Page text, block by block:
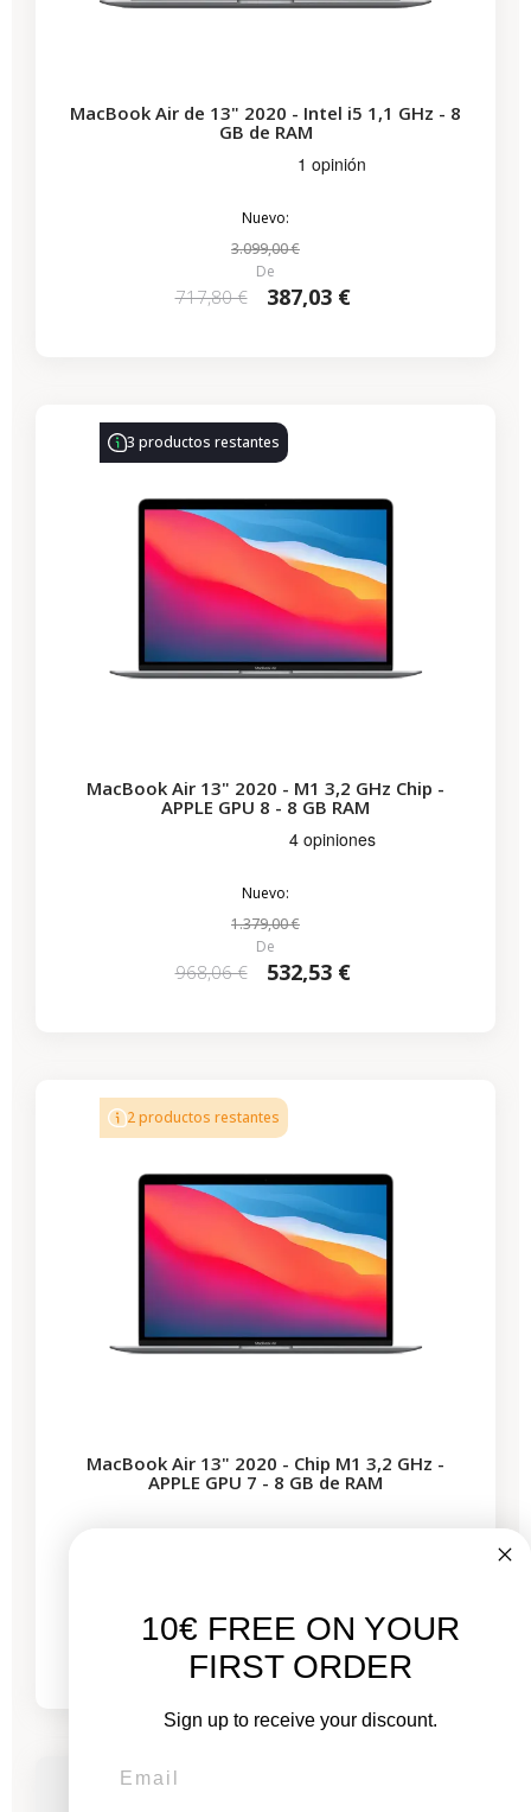
MacBook Air de 13" 2020 - Intel i5 1,1 GHz - 8
GB de RAM
Nuevo:
3.099,00 €
De
717,80 € 387,03 €
3 productos restantes
MacBook Air 13" 2020 - M1 3,2 GHz Chip -
APPLE GPU 8 - 8 GB RAM
Nuevo:
1.379,00 €
De
968,06 € 532,53 €
2 productos restantes
MacBook Air 13" 2020 - Chip M1 3,2 GHz -
APPLE GPU 7 - 8 GB de RAM
De
912,77 € 484,03 €
REBAJAS -337,56 €
10€ FREE ON YOUR
FIRST ORDER
Sign up to receive your discount.